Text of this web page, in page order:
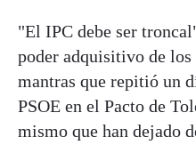
"El IPC debe ser
poder adquisitivo de los
mantras que repitió un
PSOE en el Pacto de
mismo que han dejado